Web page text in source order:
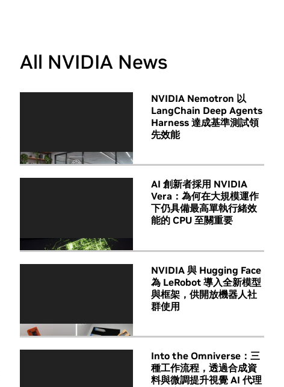
All NVIDIA News
NVIDIA Nemotron 以
LangChain Deep Agents
Harness 達成基準測試領
先效能
AI 創新者採用 NVIDIA
Vera：為何在大規模運作
下仍具備最高單執行緒效
能的 CPU 至關重要
NVIDIA 與 Hugging Face
為 LeRobot 導入全新模型
與框架，供開放機器人社
群使用
Into the Omniverse：三
種工作流程，透過合成資
料與微調提升視覺 AI 代理